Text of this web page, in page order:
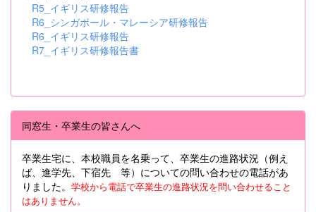
R5_イギリス研修報告
R6_シンガポール・マレーシア研修報告
R6_イギリス研修報告
R7_イギリス研修報告書
同窓生・卒業生の皆さんへ
卒業生宅に、本校職員を名乗って、卒業生の進路状況（例え
ば、進学先、下宿先 等）についての問い合わせの電話があ
りました。 学校から電話で卒業生の進路状況を問い合わせること
はありません。